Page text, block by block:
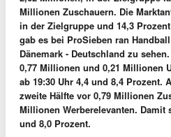
Millionen Zuschauern. Die
in der Zielgruppe und 14,3
gab es bei ProSieben ran Handball
Dänemark - Deutschland zu
0,77 Millionen und 0,21 Millionen
ab 19:30 Uhr 4,4 und 8,4 Prozent.
zweite Hälfte vor 0,79 Millionen
Millionen Werberelevanten. Damit
und 8,0 Prozent.